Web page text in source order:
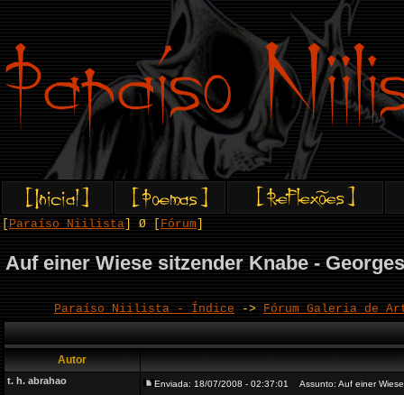
Paraíso Niilista ] Ø [ Fórum
Auf einer Wiese sitzender Knabe -
Paraíso Niilista - Índice -> Fórum Galeria de
Autor
t. h. abrahao Enviada: 18/07/2008 - 02:37:01 Assunto: Auf einer